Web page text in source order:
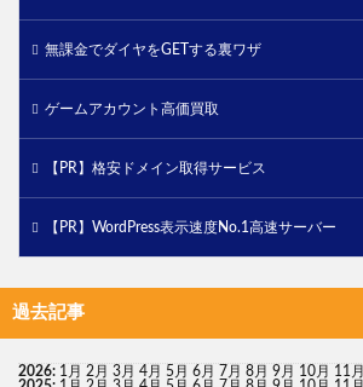
無課金でダイヤをGETする裏ワザ
ゲームアカウント高価買取
【PR】格安ドメイン取得サービス
【PR】WordPress表示速度No.1高速サーバー
過去記事
2026: 1月 2月 3月 4月 5月 6月 7月 8月 9月 10月 11月